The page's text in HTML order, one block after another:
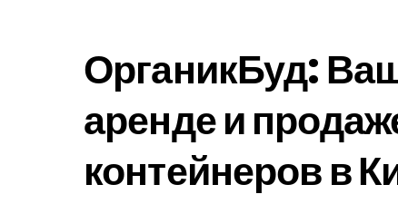
ОрганикБуд:
аренде и
контейнеров в